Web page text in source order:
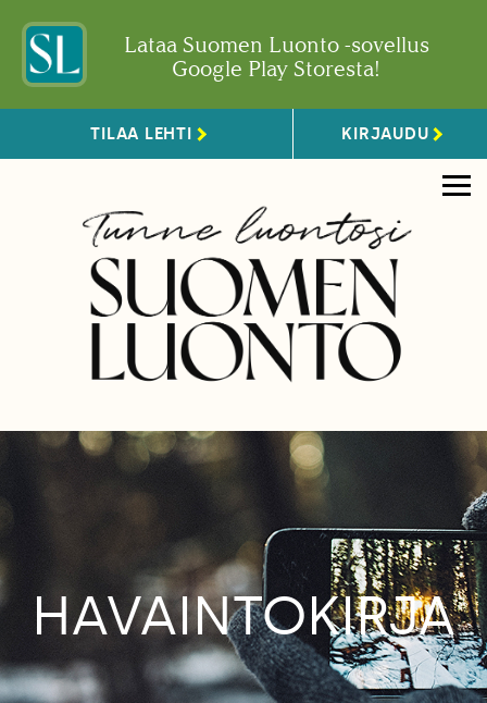
Lataa Suomen Luonto -sovellus
Google Play Storesta!
TILAA LEHTI KIRJAUDU
HAVAINTOKIRJA